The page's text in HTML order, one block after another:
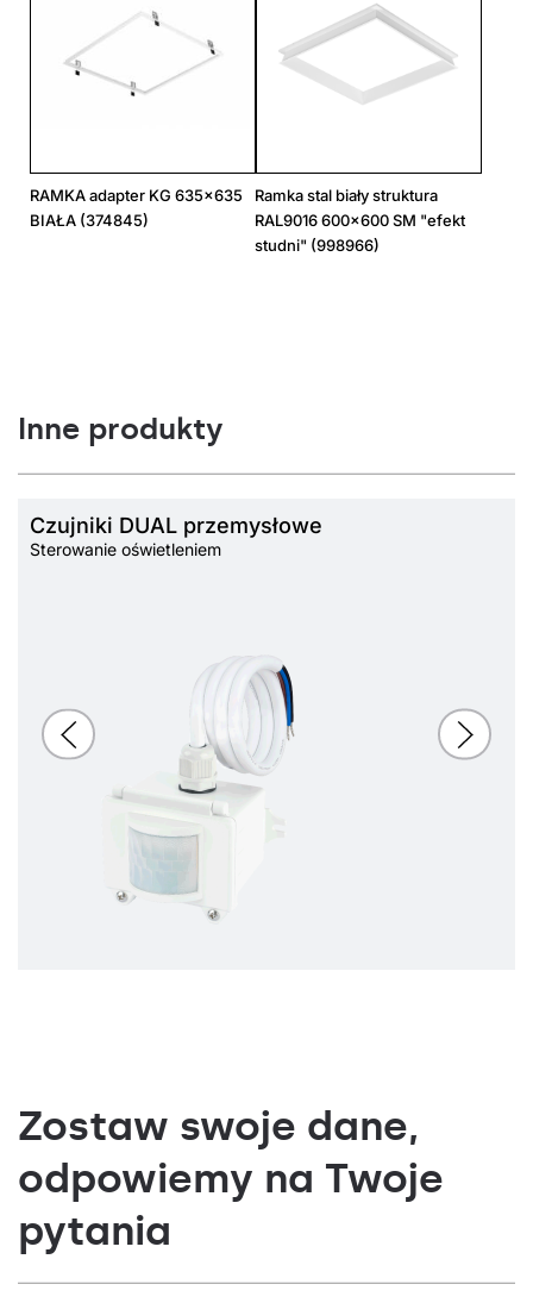
RAMKA adapter KG 635x635
BIAŁA (374845)
Ramka stal biały struktura
RAL9016 600x600 SM "efekt
studni" (998966)
Inne produkty
Czujniki DUAL przemysłowe
Sterowanie oświetleniem
Zostaw swoje dane,
odpowiemy na Twoje
pytania